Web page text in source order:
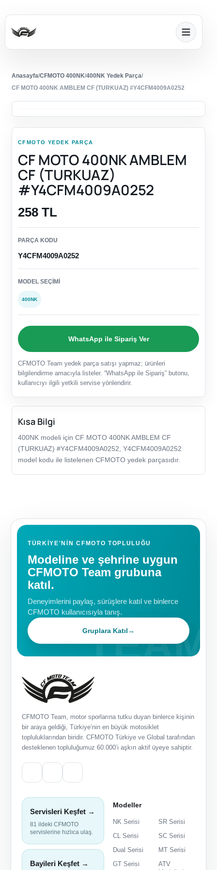
Anasayfa/CFMOTO 400NK/400NK Yedek Parça/
CF MOTO 400NK AMBLEM CF (TURKUAZ) #Y4CFM4009A0252
CFMOTO YEDEK PARÇA
CF MOTO 400NK AMBLEM
CF (TURKUAZ)
#Y4CFM4009A0252
258 TL
PARÇA KODU
Y4CFM4009A0252
MODEL SEÇIMI
400NK
WhatsApp ile Sipariş Ver
CFMOTO Team yedek parça satışı yapmaz; ürünleri
bilgilendirme amacıyla listeler. “WhatsApp ile Sipariş” butonu,
kullanıcıyı ilgili yetkili servise yönlendirir.
Kısa Bilgi
400NK modeli için CF MOTO 400NK AMBLEM CF
(TURKUAZ) #Y4CFM4009A0252, Y4CFM4009A0252
model kodu ile listelenen CFMOTO yedek parçasıdır.
TÜRKIYE'NIN CFMOTO TOPLULUĞU
Modeline ve şehrine uygun
CFMOTO Team grubuna
katıl.
Deneyimlerini paylaş, sürüşlere katıl ve binlerce
CFMOTO kullanıcısıyla tanış.
Gruplara Katıl→
CFMOTO Team, motor sporlarına tutku duyan binlerce kişinin
bir araya geldiği, Türkiye’nin en büyük motosiklet
topluluklarından biridir. CFMOTO Türkiye ve Global tarafından
desteklenen topluluğumuz 60.000’i aşkın aktif üyeye sahiptir.
Servisleri Keşfet →
81 ildeki CFMOTO
servislerine hızlıca ulaş.
Bayileri Keşfet →
Modeller
NK Serisi
SR Serisi
CL Serisi
SC Serisi
Dual Serisi
MT Serisi
GT Serisi
ATV